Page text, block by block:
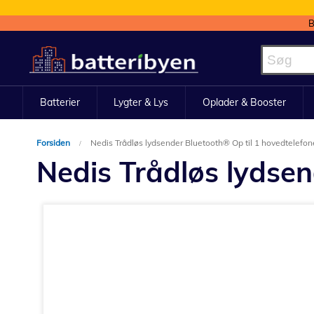
to
Content
Batterier Lygter & Lys Oplader & Booster
Forsiden Nedis Trådløs lydsender Bluetooth® Op til 1
Nedis Trådløs